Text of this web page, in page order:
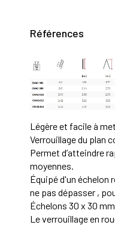
Références
Légère et facile à
Verrouillage du plan
Permet d’atteindre
moyennes.
Équipé d'un échelon
ne pas dépasser ,
Échelons 30 x 30 mm
Le verrouillage en